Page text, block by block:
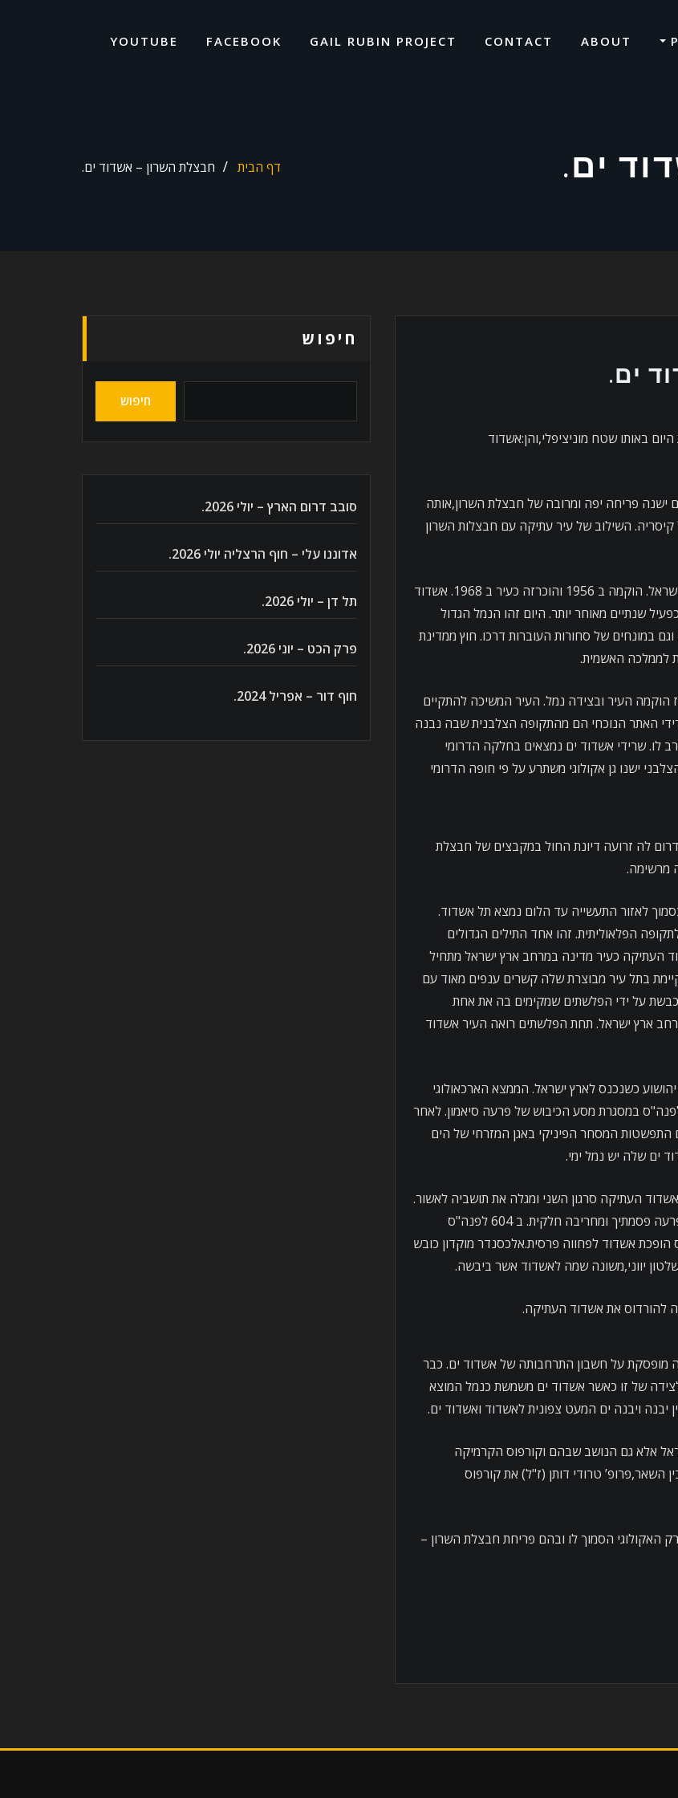
ABOUT
CONTACT
GAIL RUBIN PROJECT
FACEBOOK
YOUTUBE
ים. דף הבית חבצלת השרון – אשדוד ים.
ים.
באותו שטח מוניציפלי,והן:אשדוד
ישנה פריחה יפה ומרובה של חבצלת השרון,אותה
השילוב של עיר עתיקה עם חבצלות השרון
אשדוד המודרנית היא העיר השביעית בגודלה בישראל. הוקמה ב 1956 והוכרזה כעיר ב 1968. אשדוד
אשדוד הוקם ב 1961 והוכרז כפעיל שנתיים מאוחר יותר. היום זהו הנמל הגדול
במונחים של סחורות העוברות דרכו. חוץ ממדינת
לממלכה האשמית.
העיר ובצידה נמל. העיר המשיכה להתקיים
האתר הנוכחי הם מהתקופה הצלבנית שבה נבנה
שרידי אשדוד ים נמצאים בחלקה הדרומי
ישנו גן אקולוגי משתרע על פי חופה הדרומי
לה זרועה דיונת החול במקבצים של חבצלת
מרשימה.
לאזור התעשייה עד הלום נמצא תל אשדוד.
הפלאוליתית. זהו אחד התילים הגדולים
שיאה של אשדוד העתיקה כעיר מדינה במרחב ארץ ישראל מתחיל
1550 לפנה"ס אז מתקיימת בתל עיר מבוצרת שלה קשרים ענפים מאוד עם
העתיקה נכבשת על ידי הפלשתים שמקימים בה את אחת
ארץ ישראל. תחת הפלשתים רואה העיר אשדוד
כשנכנס לארץ ישראל. הממצא הארכאולוגי
במסגרת מסע הכיבוש של פרעה סיאמון. לאחר
המסחר הפיניקי באגן המזרחי של הים
ים שלה יש נמל ימי.
אשדוד העתיקה סרגון השני ומגלה את תושביה לאשור.
במאה ה -7 לפנה"ס כובש את אשדוד העתיקה פרעה פסמתיך ומחריבה חלקית. ב 604 לפנה"ס
על ידי נבוכדנצר וב 539 לפנה"ס הופכת אשדוד לפחווה פרסית.אלכסנדר מוקדון כובש
יווני,משונה שמה לאשדוד אשר ביבשה.
מופסקת על חשבון התרחבותה של אשדוד ים. כבר
של זו כאשר אשדוד ים משמשת כנמל המוצא
ויבנה ים המעט צפונית לאשדוד ואשדוד ים.
אלא גם הנושב שבהם וקורפוס הקרמיקה
השאר,פרופ’ טרודי דותן (ז"ל) את קורפוס
האקולוגי הסמוך לו ובהם פריחת חבצלת השרון –
חיפוש
חיפוש
סובב דרום הארץ – יולי 2026.
אדוננו עלי – חוף הרצליה יולי 2026.
תל דן – יולי 2026.
פרק הכט – יוני 2026.
חוף דור – אפריל 2024.